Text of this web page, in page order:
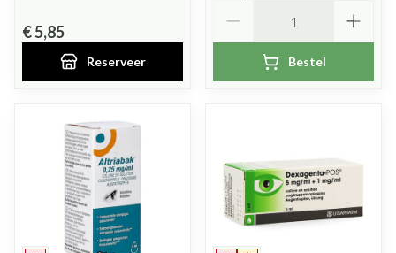
€ 5,85
Reserveer Bestel